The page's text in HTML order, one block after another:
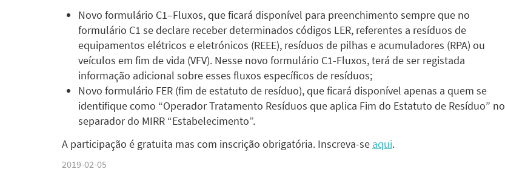
Novo formulário C1–Fluxos, que ficará disponível para preenchimento sempre que no
formulário C1 se declare receber determinados códigos LER, referentes a resíduos de
equipamentos elétricos e eletrónicos (REEE), resíduos de pilhas e acumuladores (RPA) ou
veículos em fim de vida (VFV). Nesse novo formulário C1-Fluxos, terá de ser registada
informação adicional sobre esses fluxos específicos de resíduos;
Novo formulário FER (fim de estatuto de resíduo), que ficará disponível apenas a quem se
identifique como “Operador Tratamento Resíduos que aplica Fim do Estatuto de Resíduo” no
separador do MIRR “Estabelecimento”.
A participação é gratuita mas com inscrição obrigatória. Inscreva-se aqui.
2019-02-05